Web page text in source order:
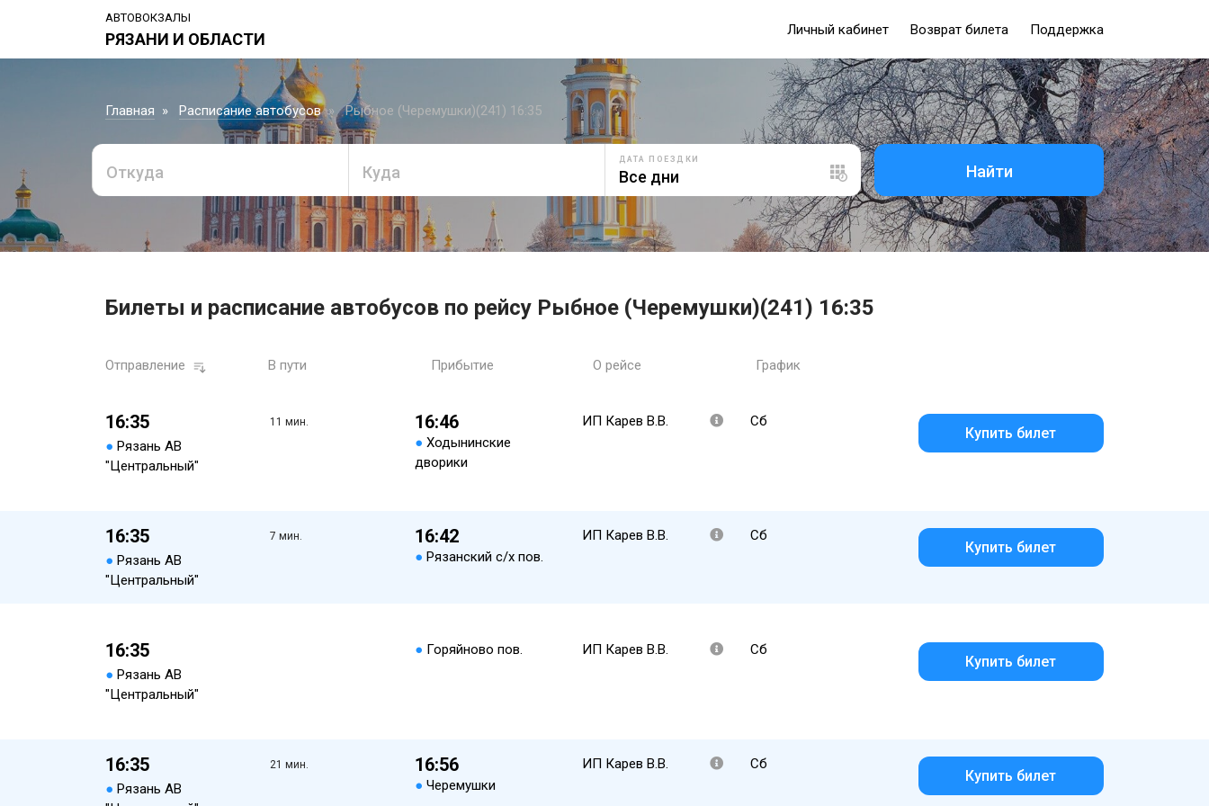
АВТОВОКЗАЛЫ
РЯЗАНИ И ОБЛАСТИ
Личный кабинет Возврат билета Поддержка
Главная Расписание автобусов Рыбное (Черемушки)(241) 16:35
Откуда Куда
ДАТА ПОЕЗДКИ
Найти
Билеты и расписание автобусов по рейсу Рыбное (Черемушки)(241) 16:35
Отправление В пути Прибытие О рейсе График
16:35
● Рязань АВ
"Центральный"
11 мин. 16:46
● Ходынинские
дворики
ИП Карев В.В. Сб
Купить билет
16:35
● Рязань АВ
"Центральный"
7 мин. 16:42
● Рязанский с/х пов.
ИП Карев В.В. Сб
Купить билет
16:35
● Рязань АВ
"Центральный"
● Горяйново пов. ИП Карев В.В. Сб
Купить билет
16:35
● Рязань АВ
21 мин. 16:56
● Черемушки
ИП Карев В.В. Сб
Купить билет